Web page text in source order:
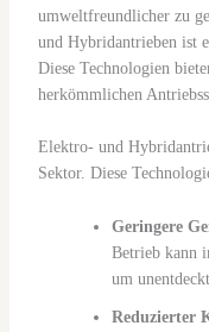
umweltfreundlicher zu
und Hybridantrieben ist
Diese Technologien
herkömmlichen
Elektro- und
Sektor. Diese
Geringere
Betrieb kann
um
Reduzierter